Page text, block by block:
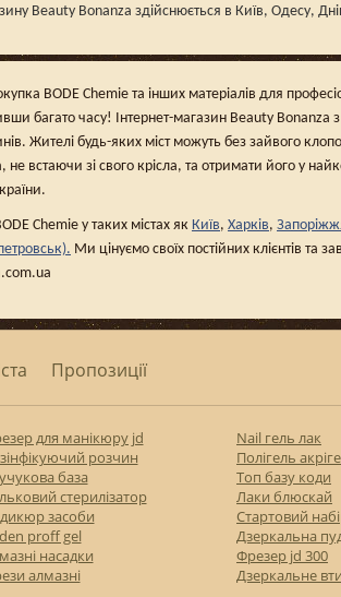
Beauty Bonanza здійснюється в Київ, Одесу,
BODE Chemie та інших матеріалів для
багато часу! Інтернет-магазин Beauty Bonanza
Жителі будь-яких міст можуть без зайвого
не встаючи зі свого крісла, та отримати його у
Chemie у таких містах як Київ, Харків,
Ми цінуємо своїх постійних клієнтів
Пропозиції
для манікюру jd
розчин
база
стерилізатор
засоби
proff gel
насадки
алмазні
Nail гель лак
Полігель
Топ базу коди
Лаки блюскай
Стартовий
Дзеркальна
Фрезер jd 300
Дзеркальне